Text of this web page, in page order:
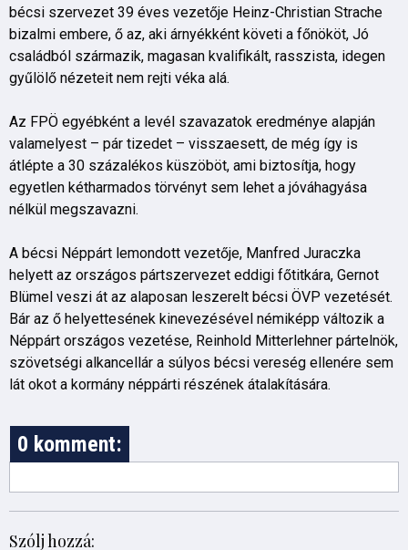
bécsi szervezet 39 éves vezetője Heinz-Christian Strache
bizalmi embere, ő az, aki árnyékként követi a főnököt, Jó
családból származik, magasan kvalifikált, rasszista, idegen
gyűlölő nézeteit nem rejti véka alá.
Az FPÖ egyébként a levél szavazatok eredménye alapján
valamelyest – pár tizedet – visszaesett, de még így is
átlépte a 30 százalékos küszöböt, ami biztosítja, hogy
egyetlen kétharmados törvényt sem lehet a jóváhagyása
nélkül megszavazni.
A bécsi Néppárt lemondott vezetője, Manfred Juraczka
helyett az országos pártszervezet eddigi főtitkára, Gernot
Blümel veszi át az alaposan leszerelt bécsi ÖVP vezetését.
Bár az ő helyettesének kinevezésével némiképp változik a
Néppárt országos vezetése, Reinhold Mitterlehner pártelnök,
szövetségi alkancellár a súlyos bécsi vereség ellenére sem
lát okot a kormány néppárti részének átalakítására.
0 komment:
Szólj hozzá: